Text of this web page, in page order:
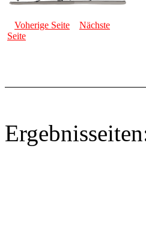
Voherige Seite
Nächste
Seite